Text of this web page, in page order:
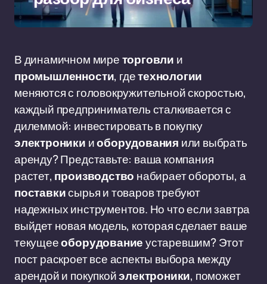
В динамичном миреторговли и
промышленности, гдетехнологии
меняются с головокружительной скоростью,
каждый предприниматель сталкивается с
дилеммой: инвестировать в покупку
электроники иоборудования или выбрать
аренду? Представьте: ваша компания
растет, производство набирает обороты, а
поставкисырья и товаров требуют
надежных инструментов. Но что если завтра
выйдет новая модель, которая сделает ваше
текущееоборудованиеустаревшим? Этот
пост раскроет все аспекты выбора между
арендой и покупкойэлектроники, поможет